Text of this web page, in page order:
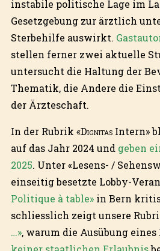
instabile politische Lage im
Gesetzgebung zur ärztlich
Sterbehilfe auswirkt.
stellen ferner zwei aktuelle
untersucht die Haltung der
Thematik, die Andere die
der Ärzteschaft.
In der Rubrik «DignitasIntern»
auf das Jahr 2024 und geben
2025. Unter «Lesens- /
einseitig besetzte Lobby-
Politique à table»in Bern
schliesslich zeigt unsere
…», warum die Ausübung